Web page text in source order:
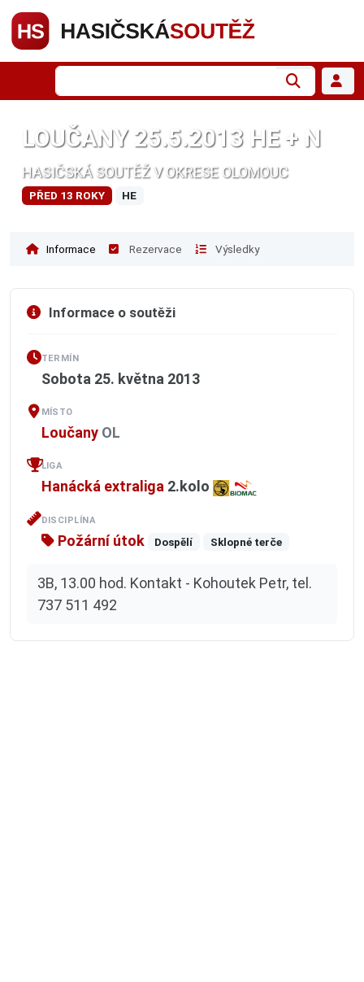
LOUČANY 25.5.2013 HE + N
HASIČSKÁ SOUTĚŽ V OKRESE OLOMOUC
PŘED 13 ROKY HE
Informace Rezervace Výsledky
Informace o soutěži
TERMÍN
Sobota 25. května 2013
MÍSTO
Loučany OL
LIGA
Hanácká extraliga2.kolo
DISCIPLÍNA
Požární útok Dospělí Sklopné terče
3B, 13.00 hod. Kontakt - Kohoutek Petr, tel.
737 511 492